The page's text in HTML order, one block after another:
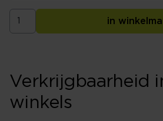
in
Verkrijgbaarheid
winkels